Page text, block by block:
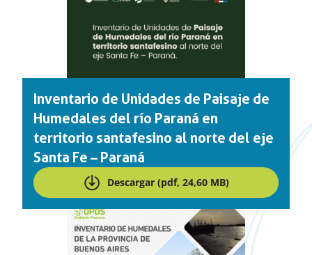
Inventario de Unidades de Paisaje de
Humedales del río Paraná en
territorio santafesino al norte del eje
Santa Fe – Paraná
Descargar (pdf, 24,60 MB)